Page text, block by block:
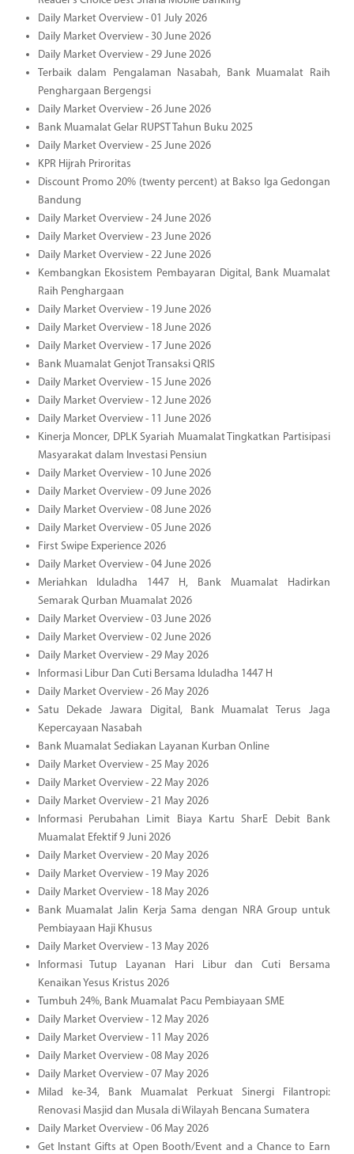
Daily Market Overview - 01 July 2026
Daily Market Overview - 30 June 2026
Daily Market Overview - 29 June 2026
Terbaik dalam Pengalaman Nasabah, Bank Muamalat Raih
Penghargaan Bergengsi
Daily Market Overview - 26 June 2026
Bank Muamalat Gelar RUPST Tahun Buku 2025
Daily Market Overview - 25 June 2026
KPR Hijrah Priroritas
Discount Promo 20% (twenty percent) at Bakso Iga Gedongan
Bandung
Daily Market Overview - 24 June 2026
Daily Market Overview - 23 June 2026
Daily Market Overview - 22 June 2026
Kembangkan Ekosistem Pembayaran Digital, Bank Muamalat
Raih Penghargaan
Daily Market Overview - 19 June 2026
Daily Market Overview - 18 June 2026
Daily Market Overview - 17 June 2026
Bank Muamalat Genjot Transaksi QRIS
Daily Market Overview - 15 June 2026
Daily Market Overview - 12 June 2026
Daily Market Overview - 11 June 2026
Kinerja Moncer, DPLK Syariah Muamalat Tingkatkan Partisipasi
Masyarakat dalam Investasi Pensiun
Daily Market Overview - 10 June 2026
Daily Market Overview - 09 June 2026
Daily Market Overview - 08 June 2026
Daily Market Overview - 05 June 2026
First Swipe Experience 2026
Daily Market Overview - 04 June 2026
Meriahkan Iduladha 1447 H, Bank Muamalat Hadirkan
Semarak Qurban Muamalat 2026
Daily Market Overview - 03 June 2026
Daily Market Overview - 02 June 2026
Daily Market Overview - 29 May 2026
Informasi Libur Dan Cuti Bersama Iduladha 1447 H
Daily Market Overview - 26 May 2026
Satu Dekade Jawara Digital, Bank Muamalat Terus Jaga
Kepercayaan Nasabah
Bank Muamalat Sediakan Layanan Kurban Online
Daily Market Overview - 25 May 2026
Daily Market Overview - 22 May 2026
Daily Market Overview - 21 May 2026
Informasi Perubahan Limit Biaya Kartu SharE Debit Bank
Muamalat Efektif 9 Juni 2026
Daily Market Overview - 20 May 2026
Daily Market Overview - 19 May 2026
Daily Market Overview - 18 May 2026
Bank Muamalat Jalin Kerja Sama dengan NRA Group untuk
Pembiayaan Haji Khusus
Daily Market Overview - 13 May 2026
Informasi Tutup Layanan Hari Libur dan Cuti Bersama
Kenaikan Yesus Kristus 2026
Tumbuh 24%, Bank Muamalat Pacu Pembiayaan SME
Daily Market Overview - 12 May 2026
Daily Market Overview - 11 May 2026
Daily Market Overview - 08 May 2026
Daily Market Overview - 07 May 2026
Milad ke-34, Bank Muamalat Perkuat Sinergi Filantropi:
Renovasi Masjid dan Musala di Wilayah Bencana Sumatera
Daily Market Overview - 06 May 2026
Get Instant Gifts at Open Booth/Event and a Chance to Earn